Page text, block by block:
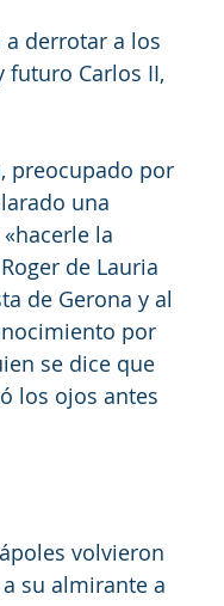
derrotar a los
futuro Carlos II,
preocupado por
una
la
de Lauria
de Gerona y al
por
se dice que
los ojos antes
volvieron
su almirante a